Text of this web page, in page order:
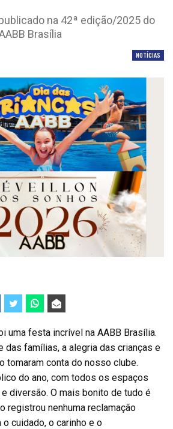
na 42ª edição/2025 do
Brasília
NOTÍCIAS
uma festa incrível na AABB Brasília.
das famílias, a alegria das crianças e
tomaram conta do nosso clube.
do ano, com todos os espaços
diversão. O mais bonito de tudo é
registrou nenhuma reclamação
cuidado, o carinho e o